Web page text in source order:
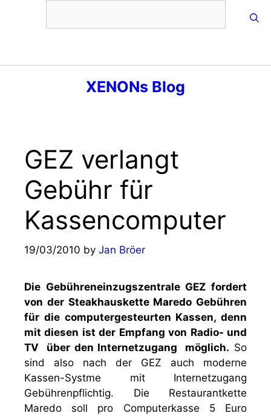
XENONs Blog
GEZ verlangt
Gebühr für
Kassencomputer
19/03/2010 by Jan Bröer
Die GebühreneinzugszentraleGEZ fordert
von der Steakhauskette Maredo Gebühren
für die computergesteurten Kassen, denn
mit diesen ist der Empfang von Radio- und
TV über den Internetzugang möglich. So
sind also nach der GEZ auch moderne
Kassen-Systme mit Internetzugang
Gebührenpflichtig. Die Restaurantkette
Maredo soll pro Computerkasse 5 Euro